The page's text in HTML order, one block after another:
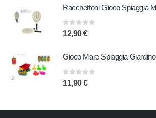
0out of 5
12,90€
0 out of 5
11,90€